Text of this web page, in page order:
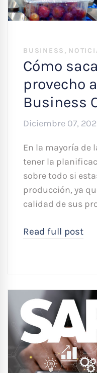
BUSINESS ,
Cómo
provecho
Business
Diciembre 07,
En la mayoría de
tener la
sobre todo si
producción, ya
calidad de sus
Read full post